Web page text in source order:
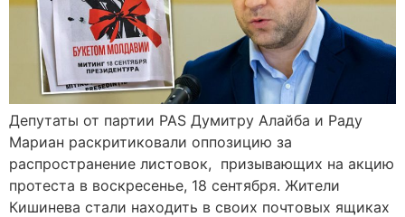
Депутаты от партии PAS Думитру Алайба и Раду
Мариан раскритиковали оппозицию за
распространение листовок, призывающих на акцию
протеста в воскресенье, 18 сентября. Жители
Кишинева стали находить в своих почтовых ящиках